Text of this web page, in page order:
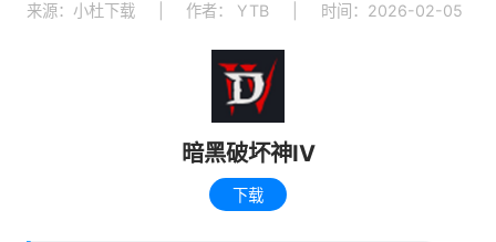
来源：小杜下载 作者： YTB 时间：2026-02-05
暗黑破坏神IV
下载